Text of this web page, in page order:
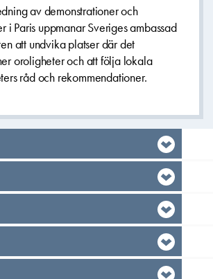
av demonstrationer och
i Paris uppmanar Sveriges ambassad
att undvika platser där det
oroligheter och att följa lokala
råd och rekommendationer.